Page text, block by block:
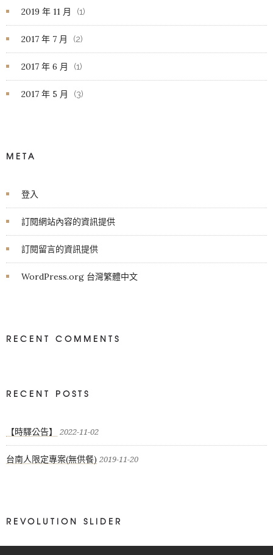
2019 年 11 月 (1)
2017 年 7 月 (2)
2017 年 6 月 (1)
2017 年 5 月 (3)
META
登入
訂閱網站內容的資訊提供
訂閱留言的資訊提供
WordPress.org 台灣繁體中文
RECENT COMMENTS
RECENT POSTS
【時驛公告】 2022-11-02
台南人限定專案(無供餐) 2019-11-20
REVOLUTION SLIDER